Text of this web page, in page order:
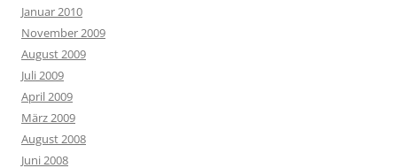
Januar 2010
November 2009
August 2009
Juli 2009
April 2009
März 2009
August 2008
Juni 2008